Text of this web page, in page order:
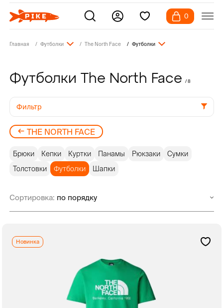
0
Главная Футболки The North Face Футболки
Футболки The North Face / 8
Фильтр
THE NORTH FACE
Брюки Кепки Куртки Панамы Рюкзаки
Сумки
Толстовки
Футболки Шапки
Сортировка:
Новинка